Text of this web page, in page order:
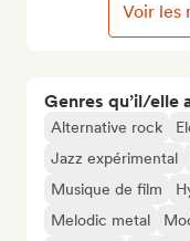
Genres qu’il/elle
Alternative rock
Jazz expérimental
Musique de film
Melodic metal
Voir les